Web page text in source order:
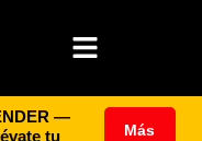
—
tu
Más